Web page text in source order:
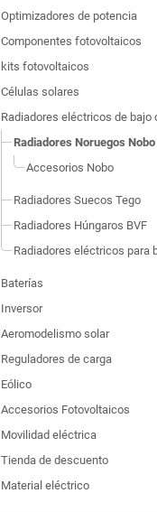
Optimizadores de potencia
Componentes fotovoltaicos
kits fotovoltaicos
Células solares
Radiadores eléctricos de bajo
Radiadores Noruegos Nobo
Accesorios Nobo
Radiadores Suecos Tego
Radiadores Húngaros BVF
Radiadores eléctricos para
Baterías
Inversor
Aeromodelismo solar
Reguladores de carga
Eólico
Accesorios Fotovoltaicos
Movilidad eléctrica
Tienda de descuento
Material eléctrico